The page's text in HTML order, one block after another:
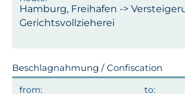
Hamburg, Freihafen ->
Gerichtsvollzieherei
Beschlagnahmung / Confiscation